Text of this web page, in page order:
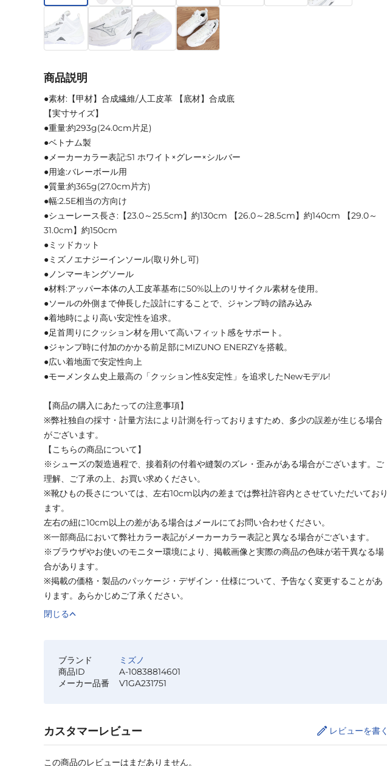
商品説明
●素材:【甲材】合成繊維/人工皮革 【底材】合成底
【実寸サイズ】
●重量:約293g(24.0cm片足)
●ベトナム製
●メーカーカラー表記:51 ホワイト×グレー×シルバー
●用途:バレーボール用
●質量:約365g(27.0cm片方)
●幅:2.5E相当の方向け
●シューレース長さ:【23.0～25.5cm】約130cm 【26.0～28.5cm】約140cm 【29.0～
31.0cm】約150cm
●ミッドカット
●ミズノエナジーインソール(取り外し可)
●ノンマーキングソール
●材料:アッパー本体の人工皮革基布に50%以上のリサイクル素材を使用。
●ソールの外側まで伸長した設計にすることで、ジャンプ時の踏み込み
●着地時により高い安定性を追求。
●足首周りにクッション材を用いて高いフィット感をサポート。
●ジャンプ時に付加のかかる前足部にMIZUNO ENERZYを搭載。
●広い着地面で安定性向上
●モーメンタム史上最高の「クッション性&安定性」を追求したNewモデル!
【商品の購入にあたっての注意事項】
※弊社独自の採寸・計量方法により計測を行っておりますため、多少の誤差が生じる場合
がございます。
【こちらの商品について】
※シューズの製造過程で、接着剤の付着や縫製のズレ・歪みがある場合がございます。ご
理解、ご了承の上、お買い求めください。
※靴ひもの長さについては、左右10cm以内の差までは弊社許容内とさせていただいており
ます。
左右の紐に10cm以上の差がある場合はメールにてお問い合わせください。
※一部商品において弊社カラー表記がメーカーカラー表記と異なる場合がございます。
※ブラウザやお使いのモニター環境により、掲載画像と実際の商品の色味が若干異なる場
合があります。
※掲載の価格・製品のパッケージ・デザイン・仕様について、予告なく変更することがあ
ります。あらかじめご了承ください。
閉じる
ブランド
ミズノ
商品ID
A-10838814601
メーカー品番
V1GA231751
カスタマーレビュー レビューを書く
この商品のレビューはまだありません。